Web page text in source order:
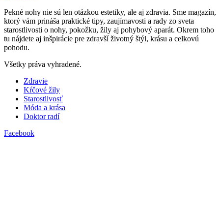
Pekné nohy nie sú len otázkou estetiky, ale aj zdravia. Sme magazín,
ktorý vám prináša praktické tipy, zaujímavosti a rady zo sveta
starostlivosti o nohy, pokožku, žily aj pohybový aparát. Okrem toho
tu nájdete aj inšpirácie pre zdravší životný štýl, krásu a celkovú
pohodu.
Všetky práva vyhradené.
Zdravie
Kŕčové žily
Starostlivosť
Móda a krása
Doktor radí
Facebook